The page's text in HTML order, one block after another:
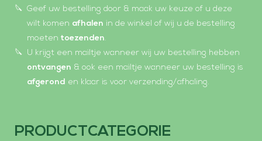
Geef uw bestelling door & maak uw keuze of u deze
wilt komen afhalen in de winkel of wij u de bestelling
moeten toezenden.
U krijgt een mailtje wanneer wij uw bestelling hebben
ontvangen & ook een mailtje wanneer uw bestelling is
afgerond en klaar is voor verzending/afhaling.
PRODUCTCATEGORIE